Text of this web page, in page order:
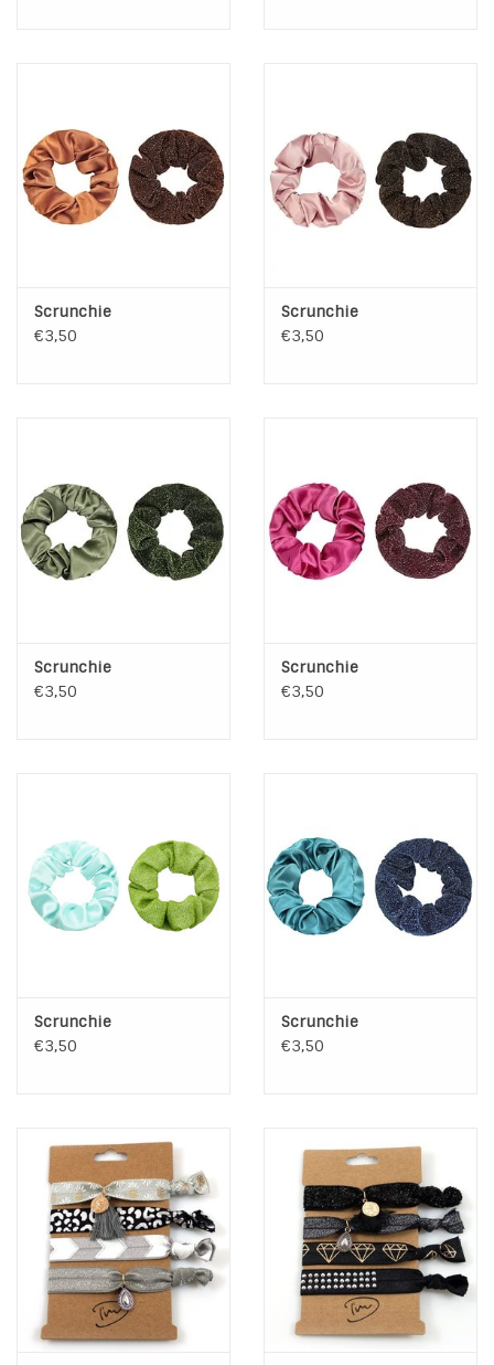
Scrunchie
€3,50
Scrunchie
€3,50
Scrunchie
€3,50
Scrunchie
€3,50
Scrunchie
€3,50
Scrunchie
€3,50